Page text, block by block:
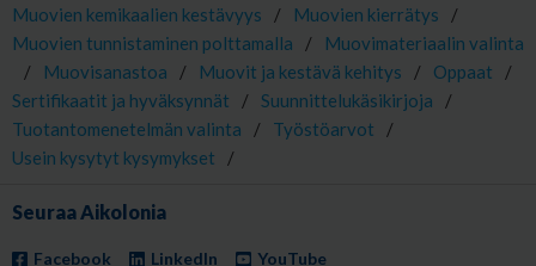
Muovien kemikaalien kestävyys
/ Muovien kierrätys
/
Muovien tunnistaminen polttamalla
/
Muovimateriaalin valinta
/
Muovisanastoa / Muovit ja kestävä kehitys / Oppaat
/
Sertifikaatit ja hyväksynnät
/ Suunnittelukäsikirjoja
/
Tuotantomenetelmän valinta
/ Työstöarvot
/
Usein kysytyt kysymykset
/
Seuraa Aikolonia
Facebook LinkedIn YouTube